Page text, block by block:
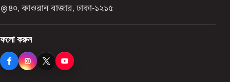
৪০, কাওরান বাজার, ঢাকা-১২১৫
ফলো করুন